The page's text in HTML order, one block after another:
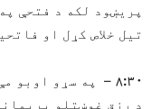
پریښود لکه د فتحې
تیل خلاص کړل او
۸:۳۰ – په سړو اوبو
د رزق غوښتلو